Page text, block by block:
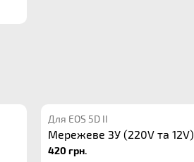
Для EOS 5D II
Мережеве ЗУ (220V та 12V)
420 грн.